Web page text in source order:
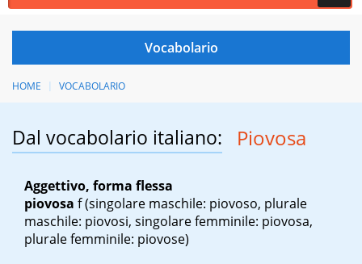
HOME VOCABOLARIO
Dal vocabolario italiano: Piovosa
Aggettivo, forma flessa
piovosa f(singolare maschile: piovoso, plurale
maschile: piovosi, singolare femminile: piovosa,
plurale femminile: piovose)